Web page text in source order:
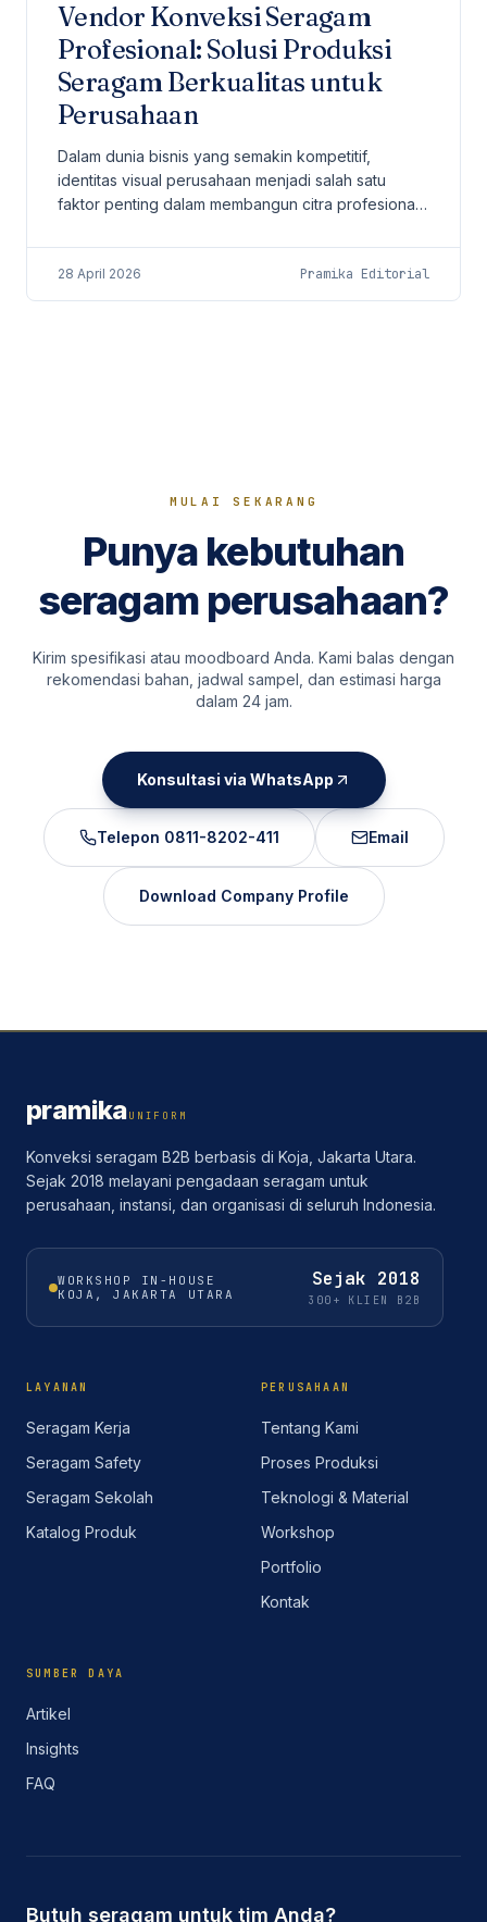
Vendor Konveksi Seragam
Profesional: Solusi Produksi
Seragam Berkualitas untuk
Perusahaan
Dalam dunia bisnis yang semakin kompetitif,
identitas visual perusahaan menjadi salah satu
faktor penting dalam membangun citra profesional.
sederhana...
28 April 2026 Pramika Editorial
MULAI SEKARANG
Punya kebutuhan
seragam perusahaan?
Kirim spesifikasi atau moodboard Anda. Kami balas dengan
rekomendasi bahan, jadwal sampel, dan estimasi harga
dalam 24 jam.
Konsultasi via WhatsApp
Telepon 0811-8202-411 Email
Download Company Profile
pramikaUNIFORM
Konveksi seragam B2B berbasis di Koja, Jakarta Utara.
Sejak 2018 melayani pengadaan seragam untuk
perusahaan, instansi, dan organisasi di seluruh Indonesia.
WORKSHOP IN-HOUSE
KOJA, JAKARTA UTARA
Sejak 2018
300+ KLIEN B2B
LAYANAN
Seragam Kerja
Seragam Safety
Seragam Sekolah
Katalog Produk
PERUSAHAAN
Tentang Kami
Proses Produksi
Teknologi & Material
Workshop
Portfolio
Kontak
SUMBER DAYA
Artikel
Insights
FAQ
Butuh seragam untuk tim Anda?